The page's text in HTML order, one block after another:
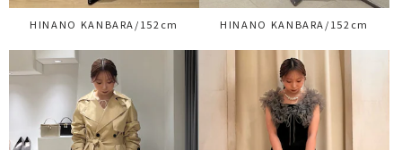
HINANO KANBARA/152cm HINANO KANBARA/152cm